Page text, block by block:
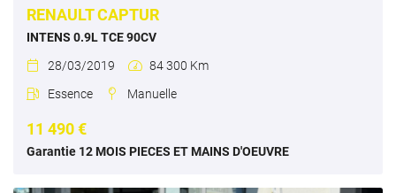
RENAULT CAPTUR
INTENS 0.9L TCE 90CV
 28/03/2019  84 300 Km
 Essence  Manuelle
11 490 €
Garantie 12 MOIS PIECES ET MAINS D'OEUVRE